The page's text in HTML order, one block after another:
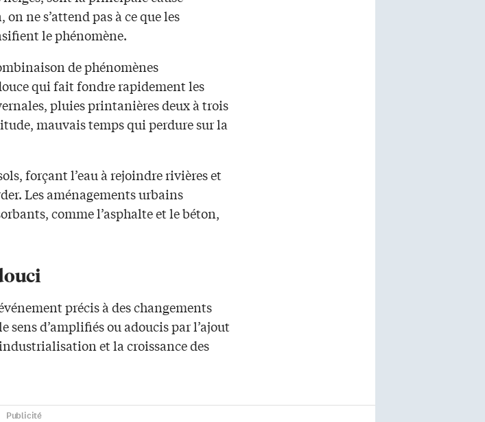
ne s’attend pas à ce que les
le phénomène.
de phénomènes
qui fait fondre rapidement les
pluies printanières deux à trois
mauvais temps qui perdure sur la
forçant l’eau à rejoindre rivières et
Les aménagements urbains
comme l’asphalte et le béton,
précis à des changements
d’amplifiés ou adoucis par l’ajout
et la croissance des
Publicité